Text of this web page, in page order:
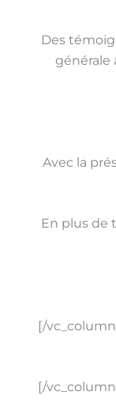
Des
générale
Avec la
En plus de
[/
[/